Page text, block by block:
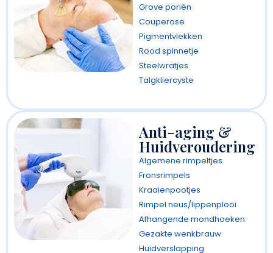
Grove poriën
Couperose
Pigmentvlekken
Rood spinnetje
Steelwratjes
Talgkliercyste
Anti-aging &
Huidveroudering
Algemene rimpeltjes
Fronsrimpels
Kraaienpootjes
Rimpel neus/lippenplooi
Afhangende mondhoeken
Gezakte wenkbrauw
Huidverslapping